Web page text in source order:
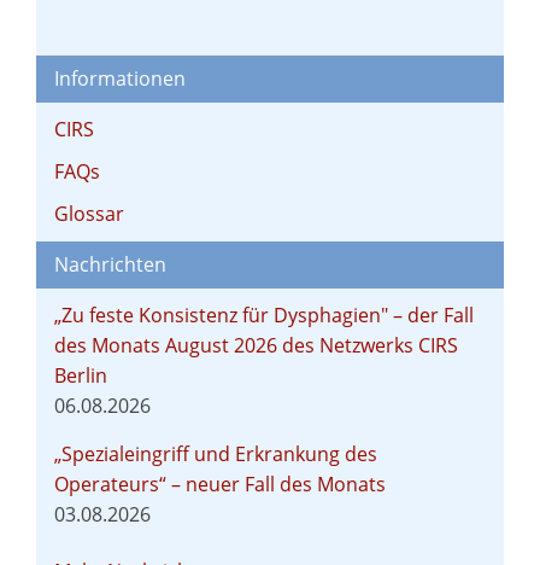
Informationen
CIRS
FAQs
Glossar
Nachrichten
„Zu feste Konsistenz für Dysphagien" – der Fall
des Monats August 2026 des Netzwerks CIRS
Berlin
06.08.2026
„Spezialeingriff und Erkrankung des
Operateurs“ – neuer Fall des Monats
03.08.2026